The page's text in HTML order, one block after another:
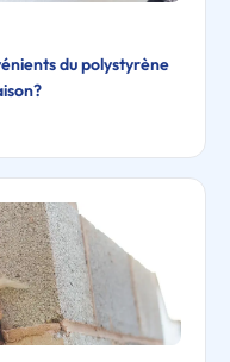
du polystyrène